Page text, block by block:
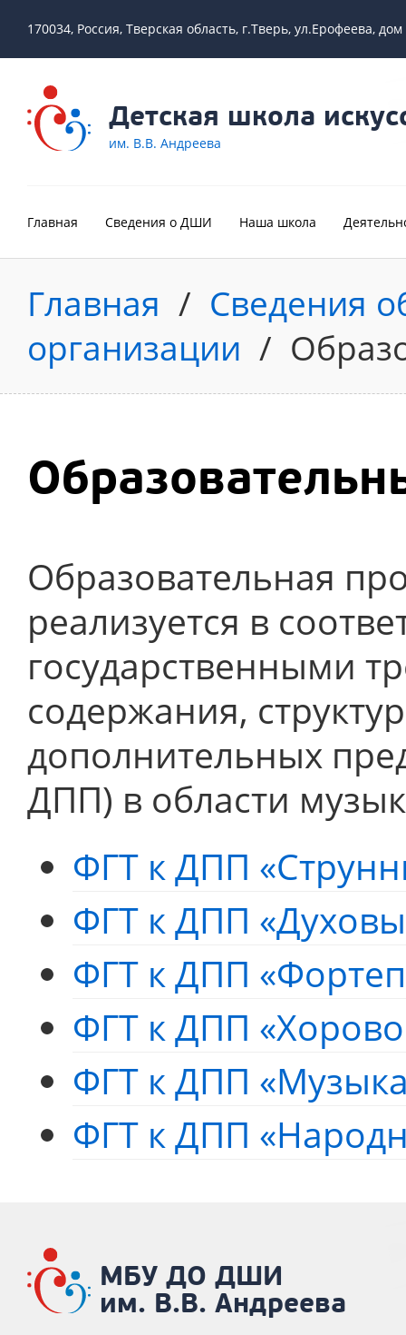
170034, Россия, Тверская область, г.Тверь, ул.Ерофеева,
Детская школа
им. В.В. Андреева
Главная Сведения о ДШИ Наша школа
Главная / Сведения
организации /
Образовательная
реализуется в
государственными
содержания,
дополнительных
ДПП) в области
ФГТ к ДПП
ФГТ к ДПП
ФГТ к ДПП
ФГТ к ДПП
ФГТ к ДПП
ФГТ к ДПП
МБУ ДО ДШИ
им. В.В. Андреева